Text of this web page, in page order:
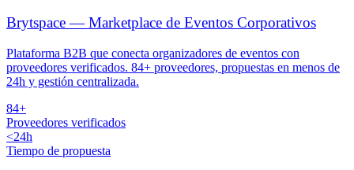
Brytspace — Marketplace de Eventos Corporativos
Plataforma B2B que conecta organizadores de eventos con
proveedores verificados. 84+ proveedores, propuestas en menos de
24h y gestión centralizada.
84+
Proveedores verificados
<24h
Tiempo de propuesta